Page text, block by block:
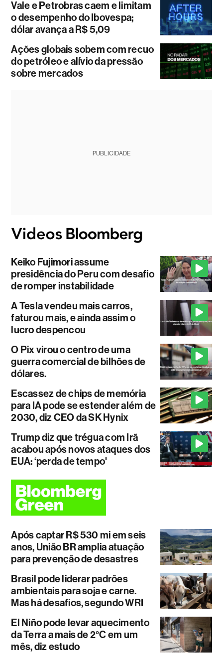
Vale e Petrobras caem e limitam
o desempenho do Ibovespa;
dólar avança a R$ 5,09
Ações globais sobem com recuo
do petróleo e alívio da pressão
sobre mercados
PUBLICIDADE
Keiko Fujimori assume
presidência do Peru com desafio
de romper instabilidade
A Tesla vendeu mais carros,
faturou mais, e ainda assim o
lucro despencou
O Pix virou o centro de uma
guerra comercial de bilhões de
dólares.
Escassez de chips de memória
para IA pode se estender além de
2030, diz CEO da SK Hynix
Trump diz que trégua com Irã
acabou após novos ataques dos
EUA: ‘perda de tempo'
Após captar R$ 530 mi em seis
anos, União BR amplia atuação
para prevenção de desastres
Brasil pode liderar padrões
ambientais para soja e carne.
Mas há desafios, segundo WRI
El Niño pode levar aquecimento
da Terra a mais de 2°C em um
mês, diz estudo